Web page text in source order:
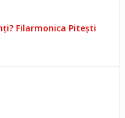
Filarmonica Pitești